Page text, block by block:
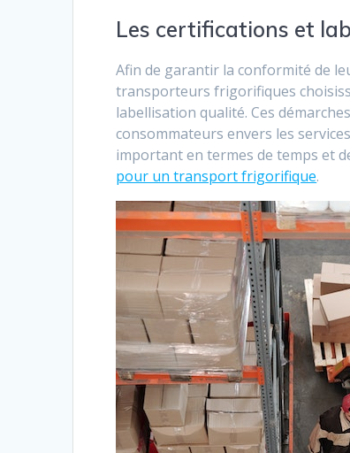
Les certifications et
Afin de garantir la conformité de
transporteurs frigorifiques
labellisation qualité. Ces
consommateurs envers les
important en termes de temps et
pour un transport frigorifique.